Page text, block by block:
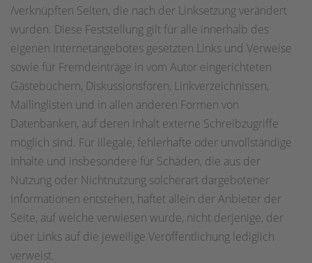
/verknüpften Seiten, die nach der Linksetzung verändert
wurden. Diese Feststellung gilt für alle innerhalb des
eigenen Internetangebotes gesetzten Links und Verweise
sowie für Fremdeinträge in vom Autor eingerichteten
Gästebüchern, Diskussionsforen, Linkverzeichnissen,
Mailinglisten und in allen anderen Formen von
Datenbanken, auf deren Inhalt externe Schreibzugriffe
möglich sind. Für illegale, fehlerhafte oder unvollständige
Inhalte und insbesondere für Schäden, die aus der
Nutzung oder Nichtnutzung solcherart dargebotener
Informationen entstehen, haftet allein der Anbieter der
Seite, auf welche verwiesen wurde, nicht derjenige, der
über Links auf die jeweilige Veröffentlichung lediglich
verweist.